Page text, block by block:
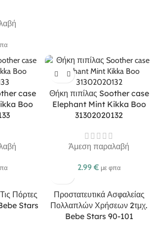
case
Boo
Θήκη πιπίλας Soother case
Elephant Mint Kikka Boo
31302020132
Άμεση παραλαβή
2.99 € με φπα
Πόρτες
Stars
Προστατευτικά Ασφαλείας
Πολλαπλών Χρήσεων 2τμχ.
Bebe Stars 90-101